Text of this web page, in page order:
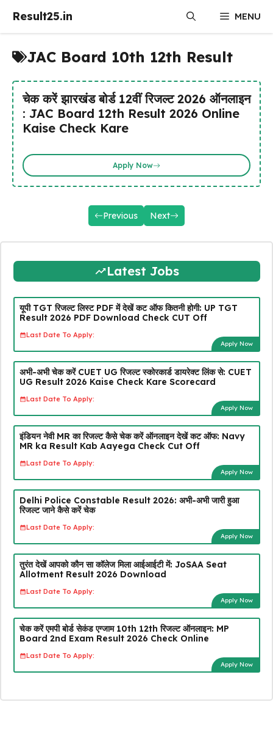
Result25.in MENU
JAC Board 10th 12th Result
चेक करें झारखंड बोर्ड 12वीं रिजल्ट 2026 ऑनलाइन
: JAC Board 12th Result 2026 Online
Kaise Check Kare
Apply Now
Previous Next
Latest Jobs
यूपी TGT रिजल्ट लिस्ट PDF में देखें कट ऑफ कितनी होगी: UP TGT
Result 2026 PDF Download Check CUT Off
Last Date To Apply:
Apply Now
अभी-अभी चेक करें CUET UG रिजल्ट स्कोरकार्ड डायरेक्ट लिंक से: CUET
UG Result 2026 Kaise Check Kare Scorecard
Last Date To Apply:
Apply Now
इंडियन नेवी MR का रिजल्ट कैसे चेक करें ऑनलाइन देखें कट ऑफ: Navy
MR ka Result Kab Aayega Check Cut Off
Last Date To Apply:
Apply Now
Delhi Police Constable Result 2026: अभी-अभी जारी हुआ
रिजल्ट जाने कैसे करें चेक
Last Date To Apply:
Apply Now
तुरंत देखें आपको कौन सा कॉलेज मिला आईआईटी में: JoSAA Seat
Allotment Result 2026 Download
Last Date To Apply:
Apply Now
चेक करें एमपी बोर्ड सेकंड एग्जाम 10th 12th रिजल्ट ऑनलाइन: MP
Board 2nd Exam Result 2026 Check Online
Last Date To Apply:
Apply Now